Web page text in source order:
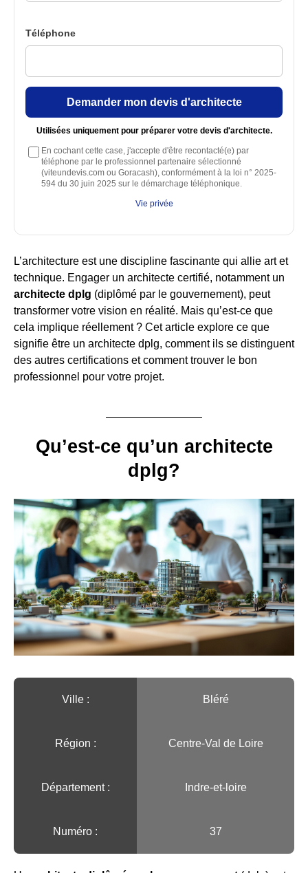
Téléphone
Demander mon devis d'architecte
Utilisées uniquement pour préparer votre devis d'architecte.
En cochant cette case, j'accepte d'être recontacté(e) par
téléphone par le professionnel partenaire sélectionné
(viteundevis.com ou Goracash), conformément à la loi n° 2025-
594 du 30 juin 2025 sur le démarchage téléphonique.
Vie privée
L’architecture est une discipline fascinante qui allie art et
technique. Engager un architecte certifié, notamment un
architecte dplg (diplômé par le gouvernement), peut
transformer votre vision en réalité. Mais qu’est-ce que
cela implique réellement ? Cet article explore ce que
signifie être un architecte dplg, comment ils se distinguent
des autres certifications et comment trouver le bon
professionnel pour votre projet.
Qu’est-ce qu’un architecte
dplg?
Ville :️ Bléré
Région :️ Centre-Val de Loire
Département : Indre-et-loire
Numéro : 37